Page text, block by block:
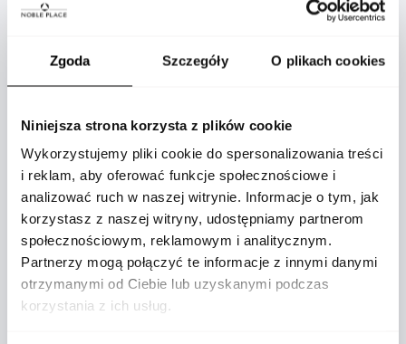
Zgoda Szczegóły O plikach cookies
Niniejsza strona korzysta z plików cookie
Wykorzystujemy pliki cookie do spersonalizowania treści
i reklam, aby oferować funkcje społecznościowe i
analizować ruch w naszej witrynie. Informacje o tym, jak
korzystasz z naszej witryny, udostępniamy partnerom
społecznościowym, reklamowym i analitycznym.
Partnerzy mogą połączyć te informacje z innymi danymi
otrzymanymi od Ciebie lub uzyskanymi podczas
korzystania z ich usług.
Adres korespondencyjny lub e-mail
reklamację,
Opis i powód reklamacji oraz żądanie
Uczestnik zostanie powiadomiony o sposobie
rozpatrzenia jego reklamacji listem poleconym albo
za pośrednictwem korespondencji e-mail (w
zależności od sposobu złożenia reklamacji przez
Uczestnika) w terminie 14 dni od daty otrzymania
reklamacji przez Organizatora.
Uczestnik może kontaktować się z Organizatorem
pod adresem poczty elektronicznej:
kontakt@nobleplace.pl